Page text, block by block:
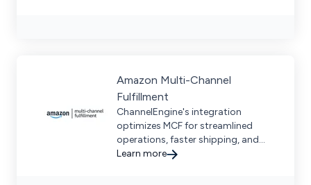
Amazon Multi-Channel
Fulfillment
ChannelEngine's integration
optimizes MCF for streamlined
operations, faster shipping, and
global expansion—boosting
Learn more